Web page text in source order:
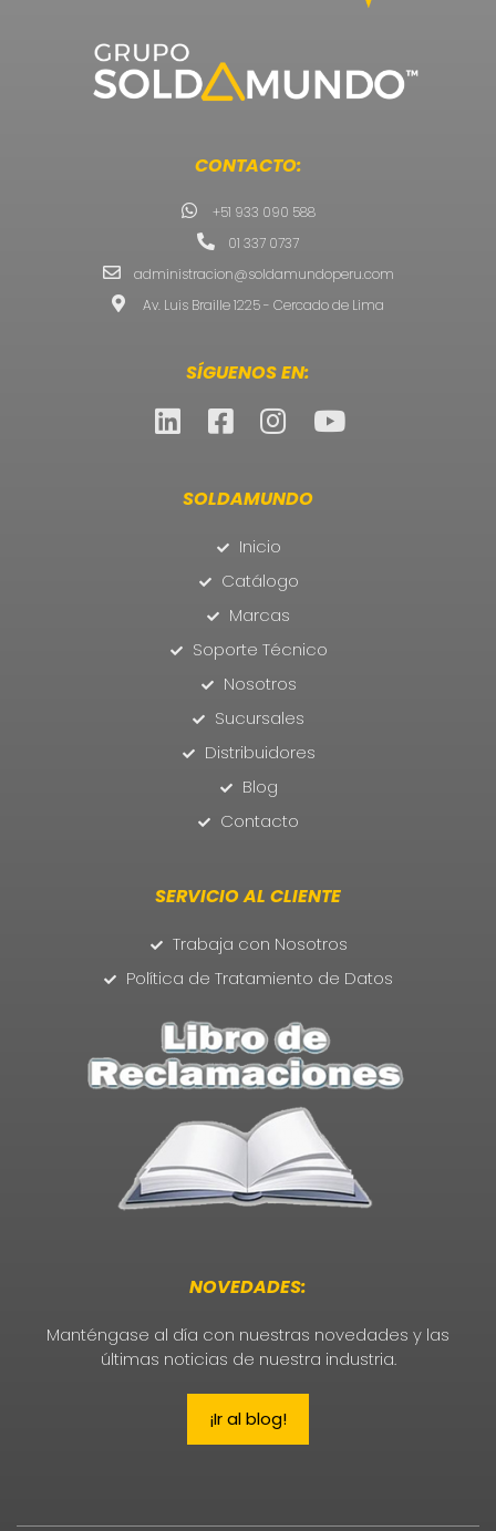
CONTACTO:
+51 933 090 588
01 337 0737
administracion@soldamundoperu.com
Av. Luis Braille 1225 - Cercado de Lima
SÍGUENOS EN:
SOLDAMUNDO
Inicio
Catálogo
Marcas
Soporte Técnico
Nosotros
Sucursales
Distribuidores
Blog
Contacto
SERVICIO AL CLIENTE
Trabaja con Nosotros
Política de Tratamiento de Datos
NOVEDADES:
Manténgase al día con nuestras novedades y las
últimas noticias de nuestra industria.
¡Ir al blog!